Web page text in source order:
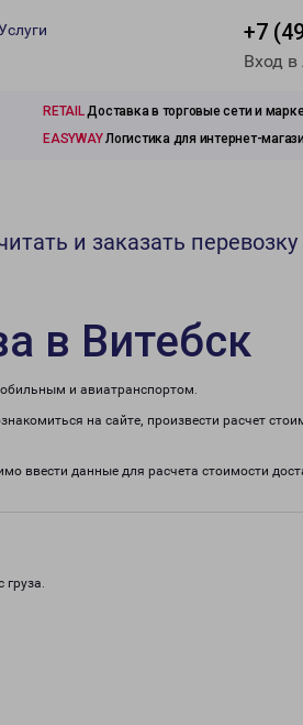
+7
Вход
RETAILДоставка в торговые сети и
EASYWAYЛогистика для интернет-
и заказать перевозку
в Витебск
и авиатранспортом.
на сайте, произвести расчет
ввести данные для расчета стоимости
груза.